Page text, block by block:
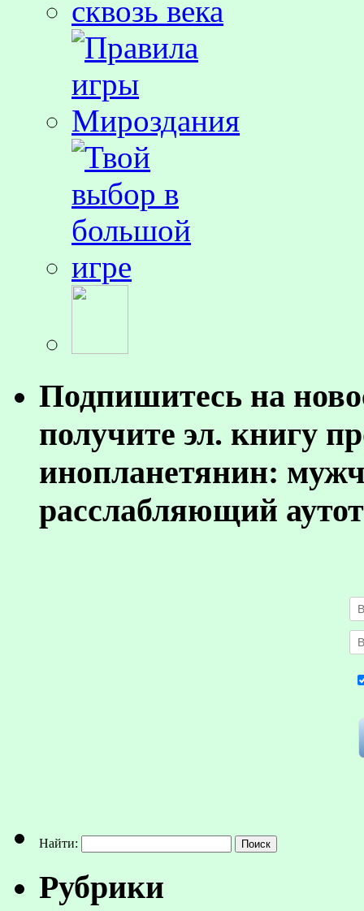
Подпишитесь на
получите эл. книгу
инопланетянин:
расслабляющий
Найти:
Рубрики